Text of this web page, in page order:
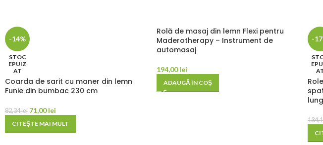
-14%
STOC
EPUIZ
AT
Coarda de sarit cu maner din lemn
Funie din bumbac 230 cm
82,34lei 71,00lei
CITEȘTE MAI MULT
Rolă de masaj din lemn Flexi pentru
Maderotherapy – Instrument de
automasaj
194,00lei
ADAUGĂ ÎN COȘ
-